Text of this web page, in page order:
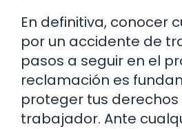
En definitiva, conocer
por un accidente de
pasos a seguir en el
reclamación es
proteger tus
trabajador. Ante